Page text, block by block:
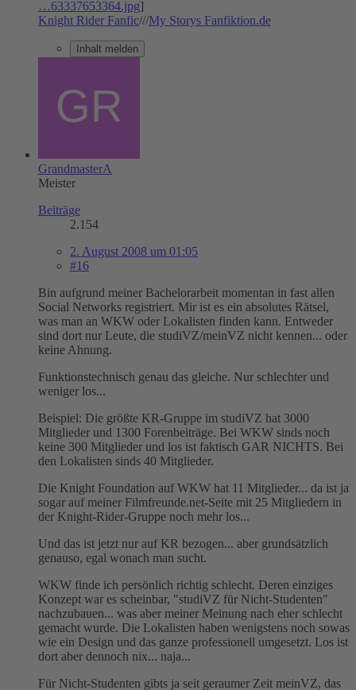
…63337653364.jpg]
Knight Rider Fanfic///My Storys Fanfiktion.de
Inhalt melden
GrandmasterA
Meister
Beiträge
2.154
2. August 2008 um 01:05
#16
Bin aufgrund meiner Bachelorarbeit momentan in fast allen
Social Networks registriert. Mir ist es ein absolutes Rätsel,
was man an WKW oder Lokalisten finden kann. Entweder
sind dort nur Leute, die studiVZ/meinVZ nicht kennen... oder
keine Ahnung.
Funktionstechnisch genau das gleiche. Nur schlechter und
weniger los...
Beispiel: Die größte KR-Gruppe im studiVZ hat 3000
Mitglieder und 1300 Forenbeiträge. Bei WKW sinds noch
keine 300 Mitglieder und los ist faktisch GAR NICHTS. Bei
den Lokalisten sinds 40 Mitglieder.
Die Knight Foundation auf WKW hat 11 Mitglieder... da ist ja
sogar auf meiner Filmfreunde.net-Seite mit 25 Mitgliedern in
der Knight-Rider-Gruppe noch mehr los...
Und das ist jetzt nur auf KR bezogen... aber grundsätzlich
genauso, egal wonach man sucht.
WKW finde ich persönlich richtig schlecht. Deren einziges
Konzept war es scheinbar, "studiVZ für Nicht-Studenten"
nachzubauen... was aber meiner Meinung nach eher schlecht
gemacht wurde. Die Lokalisten haben wenigstens noch sowas
wie ein Design und das ganze professionell umgesetzt. Los ist
dort aber dennoch nix... naja...
Für Nicht-Studenten gibts ja seit geraumer Zeit meinVZ, das